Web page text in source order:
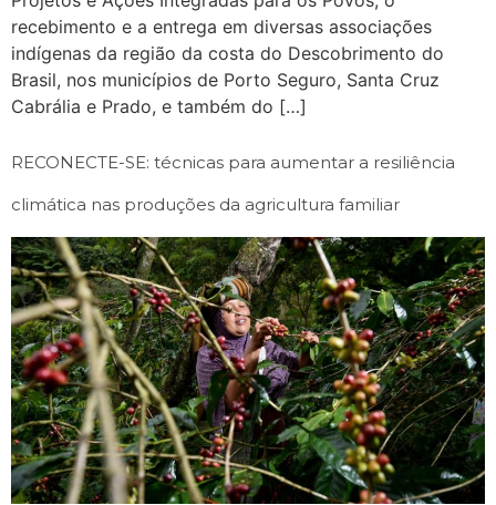
recebimento e a entrega em diversas associações
indígenas da região da costa do Descobrimento do
Brasil, nos municípios de Porto Seguro, Santa Cruz
Cabrália e Prado, e também do […]
RECONECTE-SE: técnicas para aumentar a resiliência
climática nas produções da agricultura familiar